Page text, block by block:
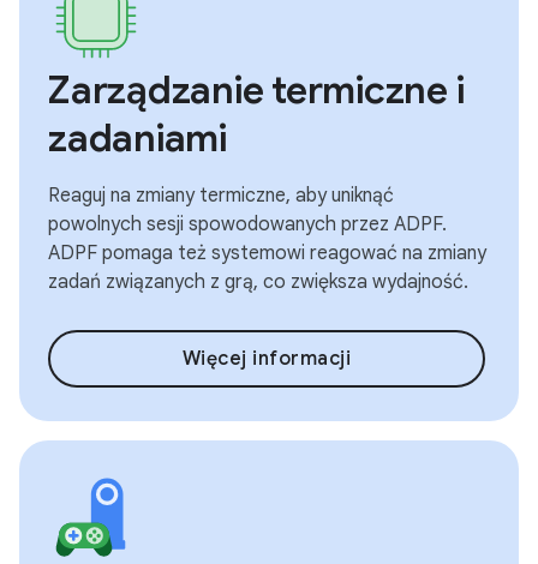
Zarządzanie termiczne i
zadaniami
Reaguj na zmiany termiczne, aby uniknąć
powolnych sesji spowodowanych przez ADPF.
ADPF pomaga też systemowi reagować na zmiany
zadań związanych z grą, co zwiększa wydajność.
Więcej informacji